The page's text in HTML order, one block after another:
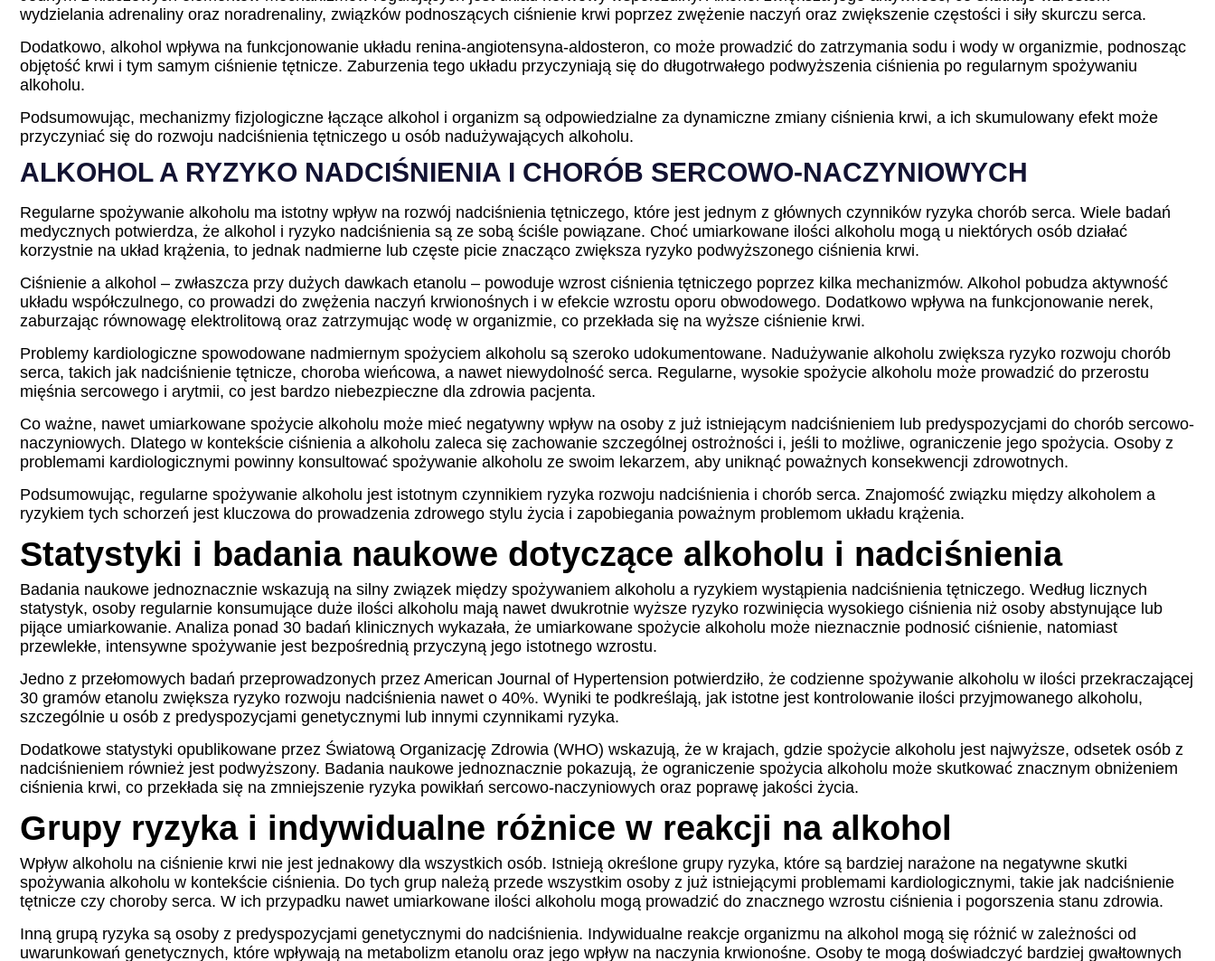
wydzielania adrenaliny oraz noradrenaliny, związków podnoszących ciśnienie krwi poprzez zwężenie naczyń oraz zwiększenie częstości i siły skurczu serca.
Dodatkowo, alkohol wpływa na funkcjonowanie układu renina-angiotensyna-aldosteron, co może prowadzić do zatrzymania sodu i wody w organizmie, podnosząc
objętość krwi i tym samym ciśnienie tętnicze. Zaburzenia tego układu przyczyniają się do długotrwałego podwyższenia ciśnienia po regularnym spożywaniu
alkoholu.
Podsumowując, mechanizmy fizjologiczne łączące alkohol i organizm są odpowiedzialne za dynamiczne zmiany ciśnienia krwi, a ich skumulowany efekt może
przyczyniać się do rozwoju nadciśnienia tętniczego u osób nadużywających alkoholu.
ALKOHOL A RYZYKO NADCIŚNIENIA I CHORÓB SERCOWO-NACZYNIOWYCH
Regularne spożywanie alkoholu ma istotny wpływ na rozwój nadciśnienia tętniczego, które jest jednym z głównych czynników ryzyka chorób serca. Wiele badań
medycznych potwierdza, że alkohol i ryzyko nadciśnienia są ze sobą ściśle powiązane. Choć umiarkowane ilości alkoholu mogą u niektórych osób działać
korzystnie na układ krążenia, to jednak nadmierne lub częste picie znacząco zwiększa ryzyko podwyższonego ciśnienia krwi.
Ciśnienie a alkohol – zwłaszcza przy dużych dawkach etanolu – powoduje wzrost ciśnienia tętniczego poprzez kilka mechanizmów. Alkohol pobudza aktywność
układu współczulnego, co prowadzi do zwężenia naczyń krwionośnych i w efekcie wzrostu oporu obwodowego. Dodatkowo wpływa na funkcjonowanie nerek,
zaburzając równowagę elektrolitową oraz zatrzymując wodę w organizmie, co przekłada się na wyższe ciśnienie krwi.
Problemy kardiologiczne spowodowane nadmiernym spożyciem alkoholu są szeroko udokumentowane. Nadużywanie alkoholu zwiększa ryzyko rozwoju chorób
serca, takich jak nadciśnienie tętnicze, choroba wieńcowa, a nawet niewydolność serca. Regularne, wysokie spożycie alkoholu może prowadzić do przerostu
mięśnia sercowego i arytmii, co jest bardzo niebezpieczne dla zdrowia pacjenta.
Co ważne, nawet umiarkowane spożycie alkoholu może mieć negatywny wpływ na osoby z już istniejącym nadciśnieniem lub predyspozycjami do chorób sercowo-
naczyniowych. Dlatego w kontekście ciśnienia a alkoholu zaleca się zachowanie szczególnej ostrożności i, jeśli to możliwe, ograniczenie jego spożycia. Osoby z
problemami kardiologicznymi powinny konsultować spożywanie alkoholu ze swoim lekarzem, aby uniknąć poważnych konsekwencji zdrowotnych.
Podsumowując, regularne spożywanie alkoholu jest istotnym czynnikiem ryzyka rozwoju nadciśnienia i chorób serca. Znajomość związku między alkoholem a
ryzykiem tych schorzeń jest kluczowa do prowadzenia zdrowego stylu życia i zapobiegania poważnym problemom układu krążenia.
Statystyki i badania naukowe dotyczące alkoholu i nadciśnienia
Badania naukowe jednoznacznie wskazują na silny związek między spożywaniem alkoholu a ryzykiem wystąpienia nadciśnienia tętniczego. Według licznych
statystyk, osoby regularnie konsumujące duże ilości alkoholu mają nawet dwukrotnie wyższe ryzyko rozwinięcia wysokiego ciśnienia niż osoby abstynujące lub
pijące umiarkowanie. Analiza ponad 30 badań klinicznych wykazała, że umiarkowane spożycie alkoholu może nieznacznie podnosić ciśnienie, natomiast
przewlekłe, intensywne spożywanie jest bezpośrednią przyczyną jego istotnego wzrostu.
Jedno z przełomowych badań przeprowadzonych przez American Journal of Hypertension potwierdziło, że codzienne spożywanie alkoholu w ilości przekraczającej
30 gramów etanolu zwiększa ryzyko rozwoju nadciśnienia nawet o 40%. Wyniki te podkreślają, jak istotne jest kontrolowanie ilości przyjmowanego alkoholu,
szczególnie u osób z predyspozycjami genetycznymi lub innymi czynnikami ryzyka.
Dodatkowe statystyki opublikowane przez Światową Organizację Zdrowia (WHO) wskazują, że w krajach, gdzie spożycie alkoholu jest najwyższe, odsetek osób z
nadciśnieniem również jest podwyższony. Badania naukowe jednoznacznie pokazują, że ograniczenie spożycia alkoholu może skutkować znacznym obniżeniem
ciśnienia krwi, co przekłada się na zmniejszenie ryzyka powikłań sercowo-naczyniowych oraz poprawę jakości życia.
Grupy ryzyka i indywidualne różnice w reakcji na alkohol
Wpływ alkoholu na ciśnienie krwi nie jest jednakowy dla wszystkich osób. Istnieją określone grupy ryzyka, które są bardziej narażone na negatywne skutki
spożywania alkoholu w kontekście ciśnienia. Do tych grup należą przede wszystkim osoby z już istniejącymi problemami kardiologicznymi, takie jak nadciśnienie
tętnicze czy choroby serca. W ich przypadku nawet umiarkowane ilości alkoholu mogą prowadzić do znacznego wzrostu ciśnienia i pogorszenia stanu zdrowia.
Inną grupą ryzyka są osoby z predyspozycjami genetycznymi do nadciśnienia. Indywidualne reakcje organizmu na alkohol mogą się różnić w zależności od
uwarunkowań genetycznych, które wpływają na metabolizm etanolu oraz jego wpływ na naczynia krwionośne. Osoby te mogą doświadczyć bardziej gwałtownych